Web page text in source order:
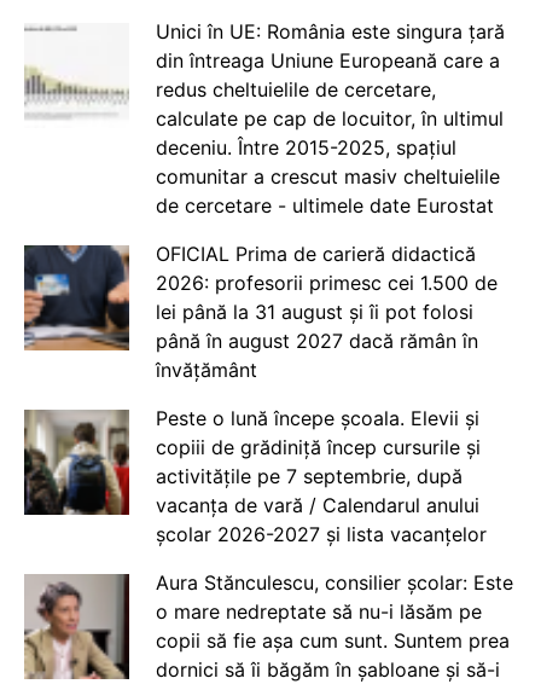
Unici în UE: România este singura țară
din întreaga Uniune Europeană care a
redus cheltuielile de cercetare,
calculate pe cap de locuitor, în ultimul
deceniu. Între 2015-2025, spațiul
comunitar a crescut masiv cheltuielile
de cercetare - ultimele date Eurostat
OFICIAL Prima de carieră didactică
2026: profesorii primesc cei 1.500 de
lei până la 31 august și îi pot folosi
până în august 2027 dacă rămân în
învățământ
Peste o lună începe școala. Elevii și
copiii de grădiniță încep cursurile și
activitățile pe 7 septembrie, după
vacanța de vară / Calendarul anului
școlar 2026-2027 și lista vacanțelor
Aura Stănculescu, consilier școlar: Este
o mare nedreptate să nu-i lăsăm pe
copii să fie așa cum sunt. Suntem prea
dornici să îi băgăm în șabloane și să-i